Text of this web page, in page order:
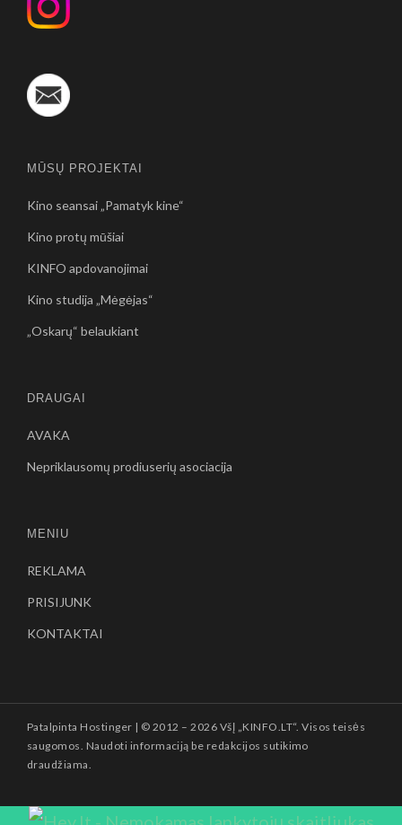
MŪSŲ PROJEKTAI
Kino seansai „Pamatyk kine“
Kino protų mūšiai
KINFO apdovanojimai
Kino studija „Mėgėjas“
„Oskarų“ belaukiant
DRAUGAI
AVAKA
Nepriklausomų prodiuserių asociacija
MENIU
REKLAMA
PRISIJUNK
KONTAKTAI
Patalpinta Hostinger | © 2012 –2026 VšĮ „KINFO.LT“. Visos teisės
saugomos. Naudoti informaciją be redakcijos sutikimo
draudžiama.